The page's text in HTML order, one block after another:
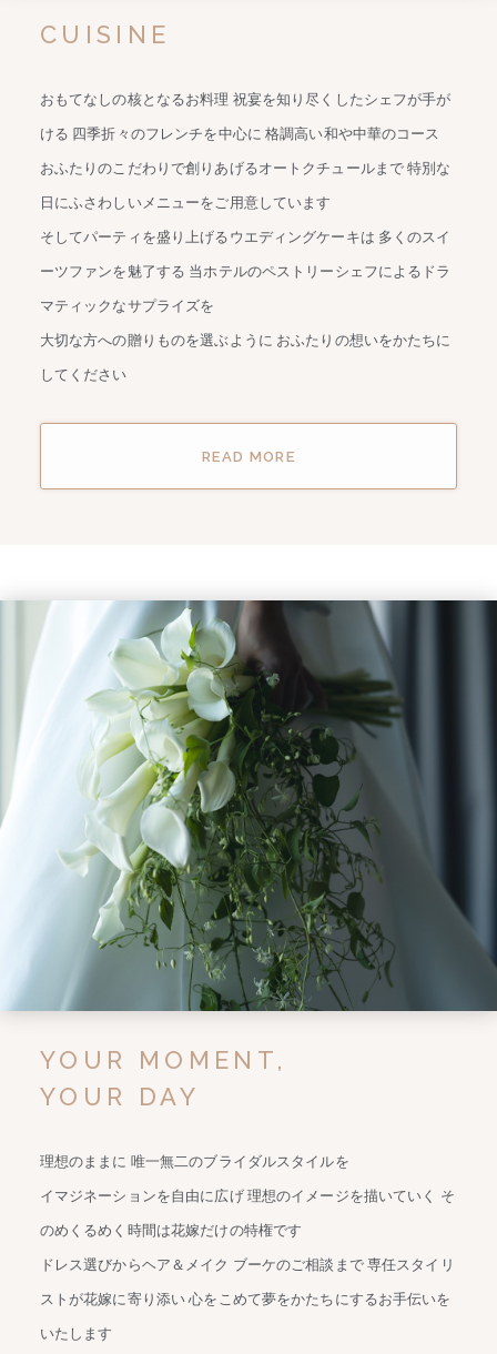
CUISINE
おもてなしの核となるお料理 祝宴を知り尽くしたシェフが手が
ける 四季折々のフレンチを中心に 格調高い和や中華のコース
おふたりのこだわりで創りあげるオートクチュールまで特別な
日にふさわしいメニューをご用意しています
そしてパーティを盛り上げるウエディングケーキは 多くのスイ
ーツファンを魅了する 当ホテルのペストリーシェフによるドラ
マティックなサプライズを
大切な方への贈りものを選ぶように おふたりの想いをかたちに
してください
READ MORE
YOUR MOMENT,
YOUR DAY
理想のままに 唯一無二のブライダルスタイルを
イマジネーションを自由に広げ 理想のイメージを描いていく そ
のめくるめく時間は花嫁だけの特権です
ドレス選びからヘア＆メイク ブーケのご相談まで専任スタイリ
ストが花嫁に寄り添い心をこめて夢をかたちにするお手伝いを
いたします